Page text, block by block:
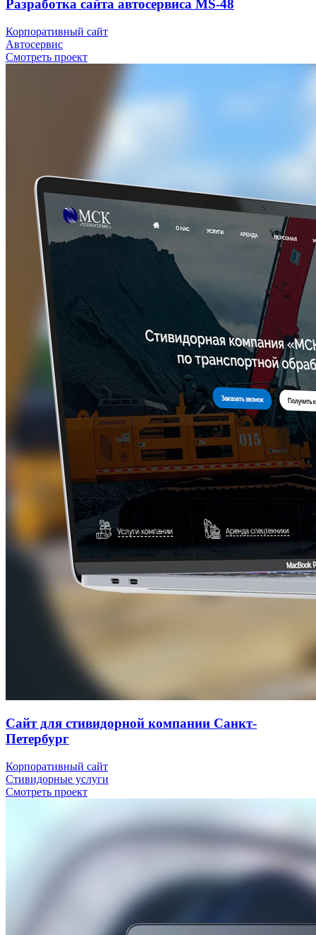
Разработка сайта автосервиса MS-48
Корпоративный сайт
Автосервис
Смотреть проект
Сайт для стивидорной компании Санкт-
Петербург
Корпоративный сайт
Стивидорные услуги
Смотреть проект